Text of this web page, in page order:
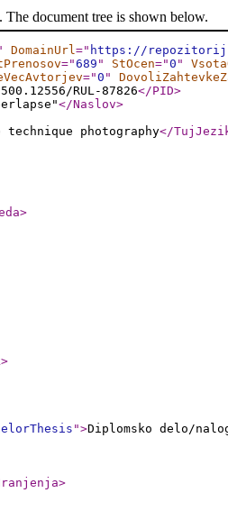
document tree is shown below.
DomainUrl=" https://
="689 " StOcen="0 "
="0 "
RUL-87826</PID>
</Naslov>
photography</
>
>
">Diplomsko delo/
>